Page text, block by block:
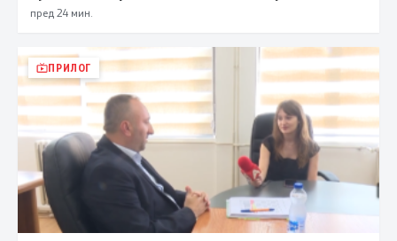
пред 24 мин.
ПРИЛОГ